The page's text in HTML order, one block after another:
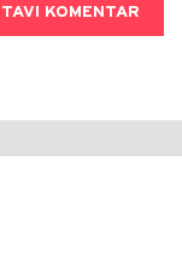
KOMENTAR